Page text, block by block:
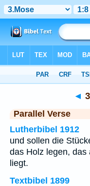
◄
Parallel Verse
Lutherbibel 1912
und sollen die
das Holz legen, das
liegt.
Textbibel 1899